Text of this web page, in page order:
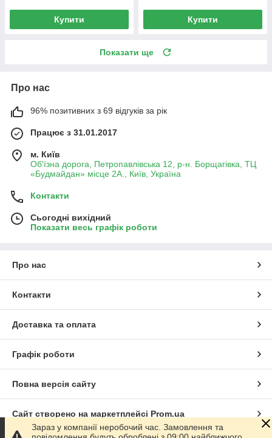
Купити Купити
Показати ще
Про нас
96% позитивних з 69 відгуків за рік
Працює з 31.01.2017
м. Київ
Об'їзна дорога, Петропавлівська 12, р-н. Борщагівка, ТЦ
«Будмайдан» місце 2А., Київ, Україна
Контакти
Сьогодні вихідний
Показати весь графік роботи
Про нас
Контакти
Доставка та оплата
Графік роботи
Повна версія сайту
Сайт створено на маркетплейсі Prom.ua
Зараз у компанії неробочий час. Замовлення та